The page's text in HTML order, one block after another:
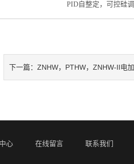
PID自整定，可控硅
下一篇：ZNHW，PTHW，ZNHW-II电
心 在线留言 联系我们